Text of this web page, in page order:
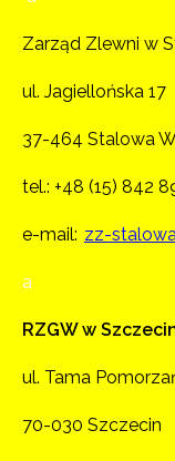
Zarząd Zlewni w
ul. Jagiellońska 17
37-464 Stalowa
tel.: +48 (15) 842
e-mail: zz-
a
RZGW w
ul. Tama
70-030 Szczecin